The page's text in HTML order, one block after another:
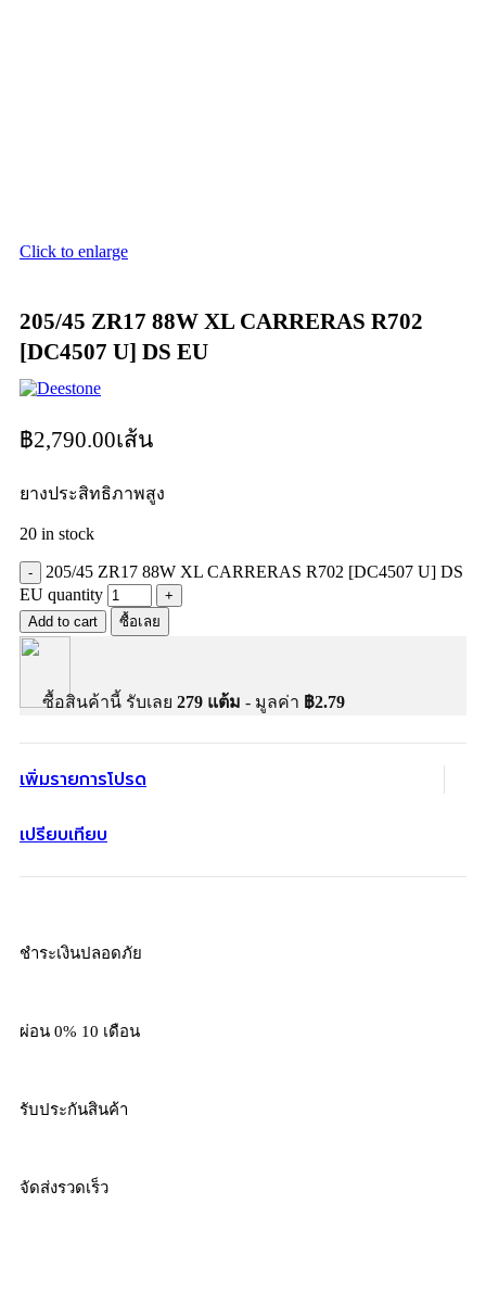
Click to enlarge
205/45 ZR17 88W XL CARRERAS R702
[DC4507 U] DS EU
฿2,790.00เส้น
ยางประสิทธิภาพสูง
20 in stock
205/45 ZR17 88W XL CARRERAS R702 [DC4507 U] DS
EU quantity
Add to cart ซื้อเลย
ซื้อสินค้านี้ รับเลย 279 แต้ม - มูลค่า ฿2.79
เพิ่มรายการโปรด
เปรียบเทียบ
ชำระเงินปลอดภัย
ผ่อน 0% 10 เดือน
รับประกันสินค้า
จัดส่งรวดเร็ว